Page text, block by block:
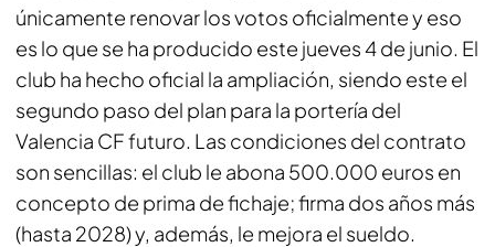
únicamente renovar los votos oficialmente y eso
es lo que se ha producido este jueves 4 de junio. El
club ha hecho oficial la ampliación, siendo este el
segundo paso del plan para la portería del
Valencia CF futuro. Las condiciones del contrato
son sencillas: el club le abona 500.000 euros en
concepto de prima de fichaje; firma dos años más
(hasta 2028) y, además, le mejora el sueldo.